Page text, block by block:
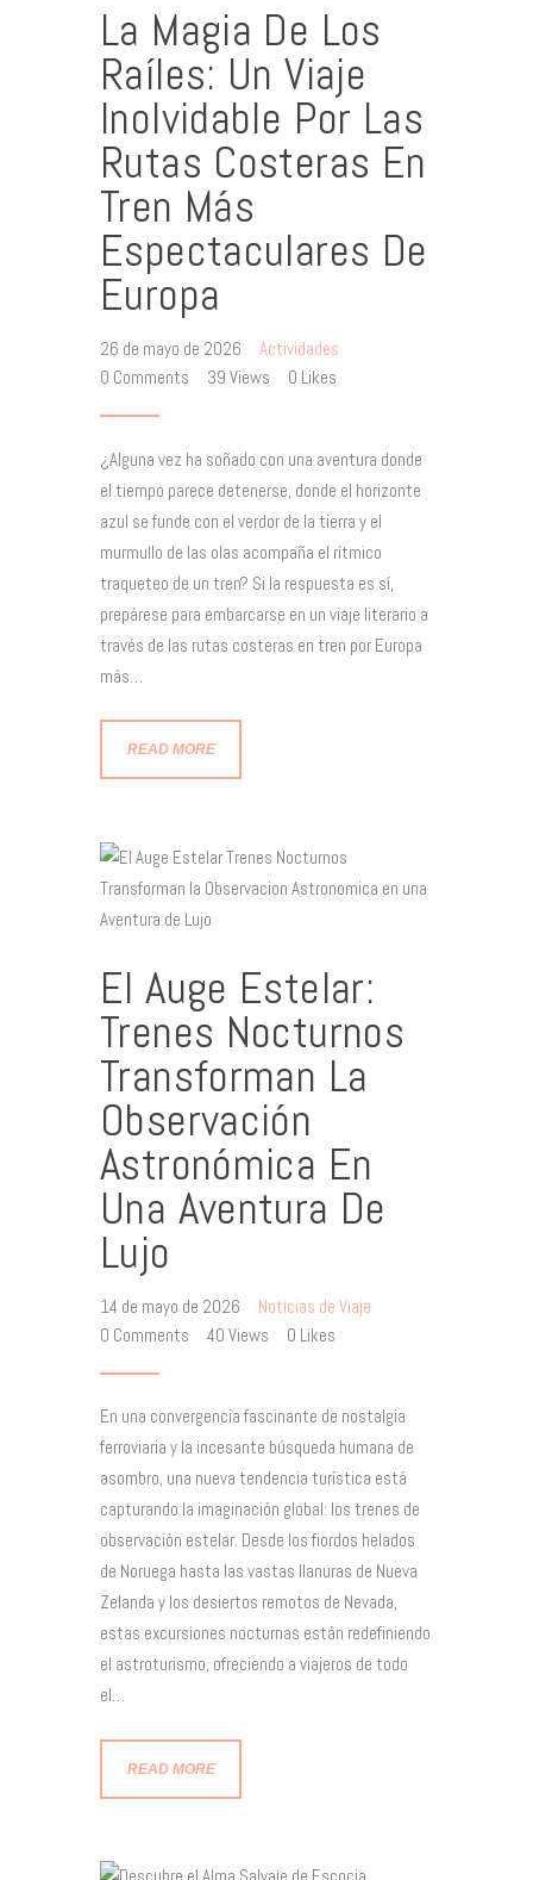
La Magia De Los
Raíles: Un Viaje
Inolvidable Por Las
Rutas Costeras En
Tren Más
Espectaculares De
Europa
26 de mayo de 2026
Actividades
0 Comments 39 Views 0 Likes
¿Alguna vez ha soñado con una aventura donde
el tiempo parece detenerse, donde el horizonte
azul se funde con el verdor de la tierra y el
murmullo de las olas acompaña el rítmico
traqueteo de un tren? Si la respuesta es sí,
prepárese para embarcarse en un viaje literario a
través de las rutas costeras en tren por Europa
más…
READ MORE
El Auge Estelar:
Trenes Nocturnos
Transforman La
Observación
Astronómica En
Una Aventura De
Lujo
14 de mayo de 2026
Noticias de Viaje
0 Comments 40 Views 0 Likes
En una convergencia fascinante de nostalgia
ferroviaria y la incesante búsqueda humana de
asombro, una nueva tendencia turística está
capturando la imaginación global: los trenes de
observación estelar. Desde los fiordos helados
de Noruega hasta las vastas llanuras de Nueva
Zelanda y los desiertos remotos de Nevada,
estas excursiones nocturnas están redefiniendo
el astroturismo, ofreciendo a viajeros de todo
el…
READ MORE